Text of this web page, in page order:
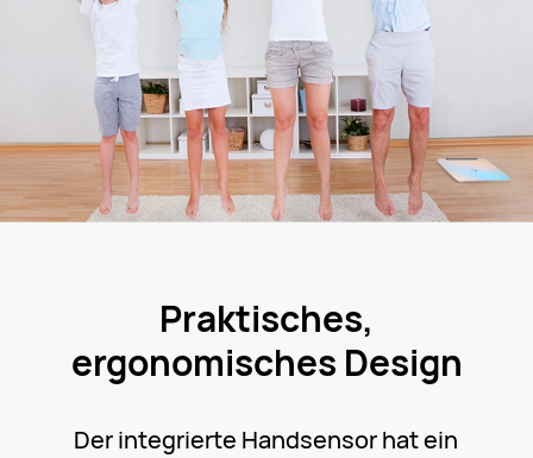
Praktisches,
ergonomisches Design
Der integrierte Handsensor hat ein